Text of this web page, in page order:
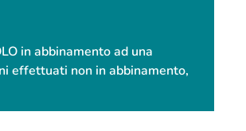
in abbinamento ad una
effettuati non in abbinamento,